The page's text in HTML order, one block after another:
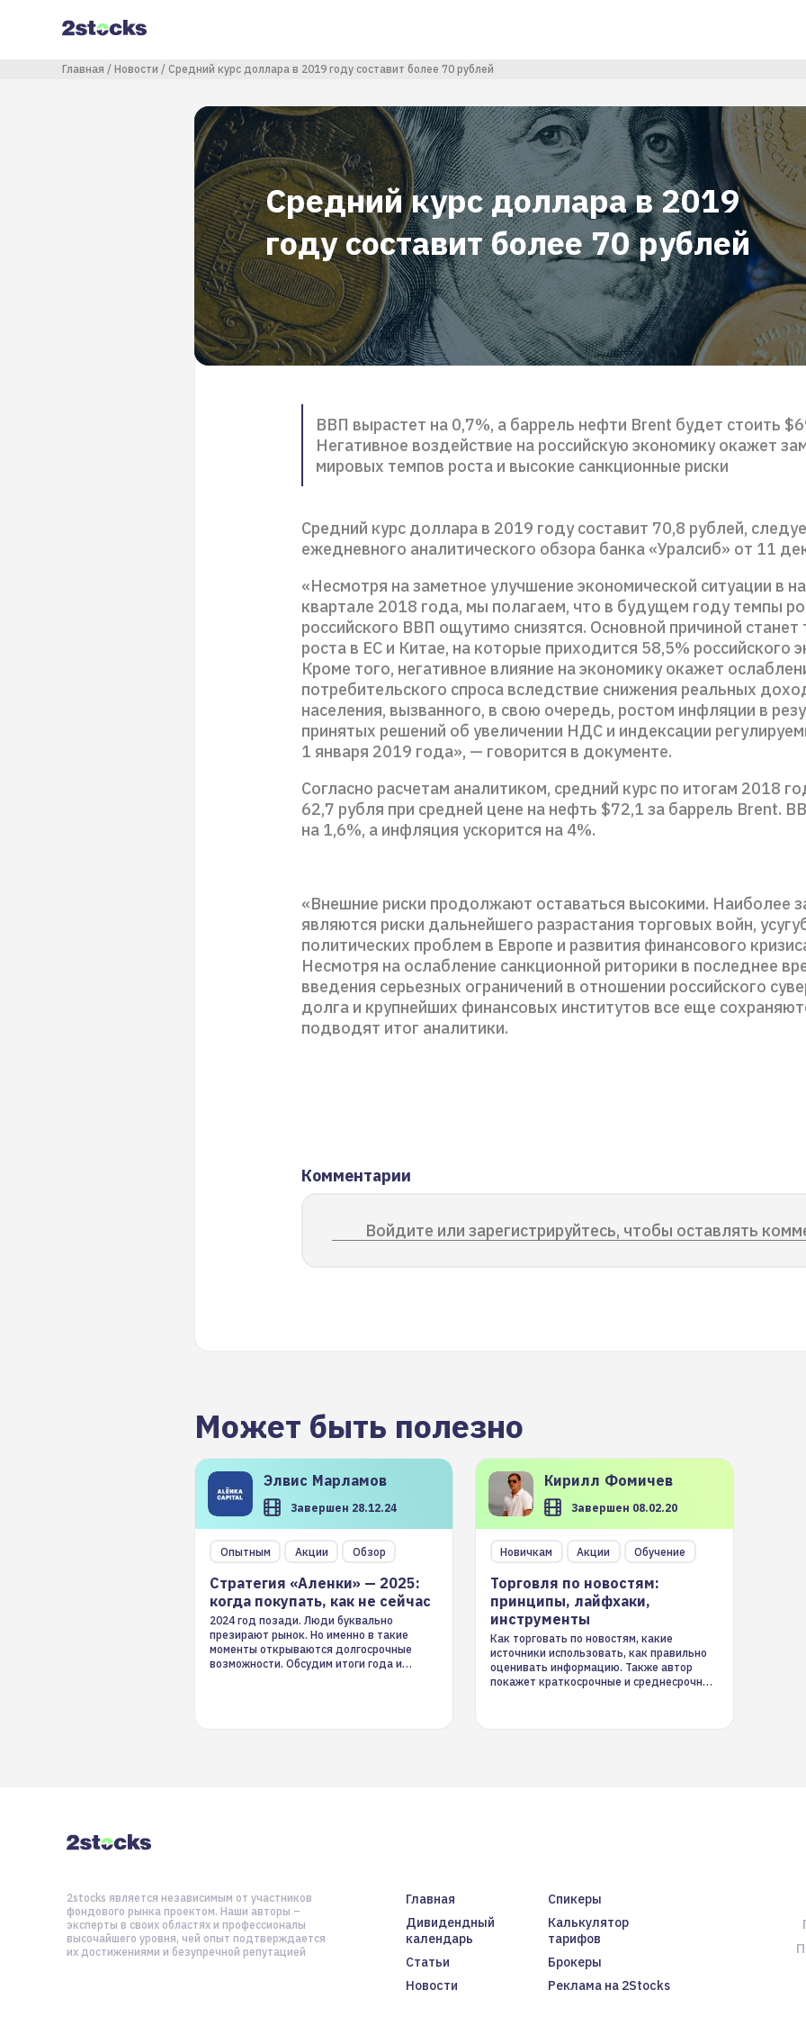
содержанию
Строка навигации
Главная Новости Средний курс доллара в 2019 году составит более 70 рублей
Средний курс доллара в 2019
году составит более 70 рублей
ВВП вырастет на 0,7%, а баррель нефти Brent будет стоить
Негативное воздействие на российскую экономику окажет
мировых темпов роста и высокие санкционные риски
Средний курс доллара в 2019 году составит 70,8 рублей,
ежедневного аналитического обзора банка «Уралсиб» от 11
«Несмотря на заметное улучшение экономической ситуации в
квартале 2018 года, мы полагаем, что в будущем году темпы
российского ВВП ощутимо снизятся. Основной причиной
роста в ЕС и Китае, на которые приходится 58,5% российского
Кроме того, негативное влияние на экономику окажет
потребительского спроса вследствие снижения реальных
населения, вызванного, в свою очередь, ростом инфляции в
принятых решений об увеличении НДС и индексации
1 января 2019 года», — говорится в документе.
Согласно расчетам аналитиком, средний курс по итогам 2018
62,7 рубля при средней цене на нефть $72,1 за баррель Brent.
на 1,6%, а инфляция ускорится на 4%.
«Внешние риски продолжают оставаться высокими. Наиболее
являются риски дальнейшего разрастания торговых войн,
политических проблем в Европе и развития финансового
Несмотря на ослабление санкционной риторики в последнее
введения серьезных ограничений в отношении российского
долга и крупнейших финансовых институтов все еще
подводят итог аналитики.
Комментарии
Войдите или зарегистрируйтесь, чтобы оставлять
Может быть полезно
Элвис Марламов
Завершен 28.12.24
Опытным Акции Обзор
Стратегия «Аленки» — 2025:
когда покупать, как не сейчас
2024 год позади. Люди буквально
презирают рынок. Но именно в такие
моменты открываются долгосрочные
возможности. Обсудим итоги года и
Кирилл Фомичев
Завершен 08.02.20
Новичкам Акции Обучение
Торговля по новостям:
принципы, лайфхаки,
инструменты
Как торговать по новостям, какие
источники использовать, как правильно
оценивать информацию. Также автор
покажет краткосрочные и среднесрочные
Главная
Спикеры
Дивидендный
календарь
Калькулятор
тарифов
Статьи
Брокеры
Новости
Реклама на 2Stocks
2stocks является независимым от участников
фондового рынка проектом. Наши авторы –
эксперты в своих областях и профессионалы
высочайшего уровня, чей опыт подтверждается
их достижениями и безупречной репутацией